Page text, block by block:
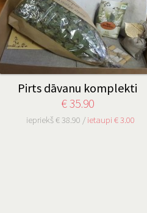
Pirts dāvanu komplekti
€ 35.90
iepriekš € 38.90 / ietaupi € 3.00